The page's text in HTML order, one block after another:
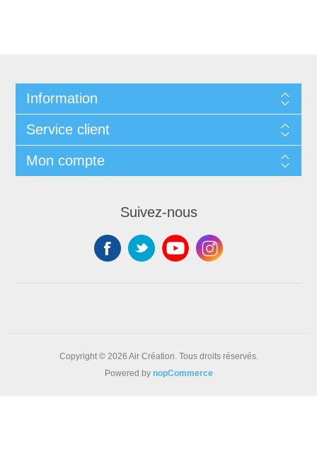
Information
Service client
Mon compte
Suivez-nous
Copyright © 2026 Air Création. Tous droits réservés.
Powered by nopCommerce